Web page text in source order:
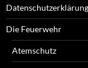
Datenschutzerklärung
Die Feuerwehr
Atemschutz